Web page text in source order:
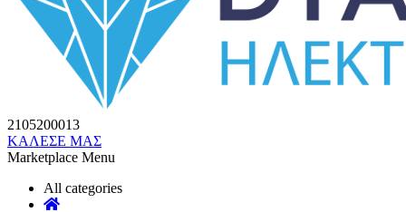
2105200013
ΚΑΛΕΣΕ ΜΑΣ
Marketplace Menu
All categories